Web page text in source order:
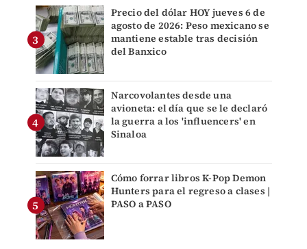
Precio del dólar HOY jueves 6 de
agosto de 2026: Peso mexicano se
mantiene estable tras decisión
del Banxico
Narcovolantes desde una
avioneta: el día que se le declaró
la guerra a los 'influencers' en
Sinaloa
Cómo forrar libros K-Pop Demon
Hunters para el regreso a clases |
PASO a PASO